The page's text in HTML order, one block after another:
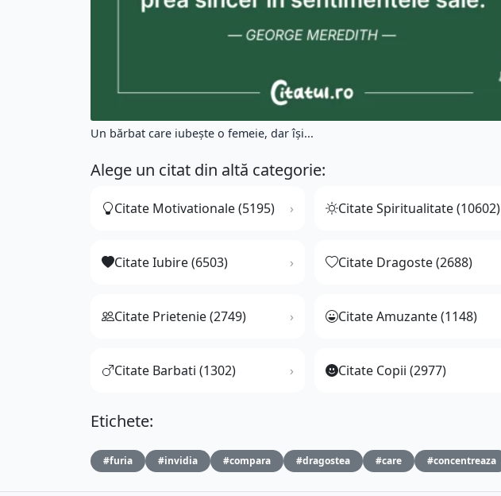
Un bărbat care iubește o femeie, dar își...
Alege un citat din altă categorie:
Citate Motivationale (5195) Citate Spiritualitate (10602)
Citate Iubire (6503) Citate Dragoste (2688)
Citate Prietenie (2749) Citate Amuzante (1148)
Citate Barbati (1302) Citate Copii (2977)
Etichete:
#furia #invidia #compara #dragostea #care #concentreaza